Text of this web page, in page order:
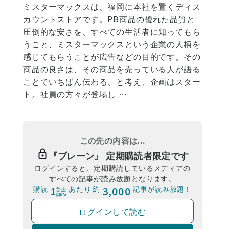
ミスターマックスは、福岡に本社を置くディス
カウントストアです。PB商品の優れた品質と
圧倒的な安さを、すべての生活者に知ってもら
うこと、ミスターマックスという企業の人柄を
感じてもらうことが広告などの目的です。その
商品の良さは、その商品を売っている人が語る
ことでいちばん伝わる、と考え、企画はスター
ト。社員の方々が登場し …
この先の内容は...
『ブレーン』 定期購読者限定です
ログインすると、定期購読しているメディアの
すべての記事が読み放題となります。
購読 1誌 あたり 約 3,000 記事が読み放題！
ログインして読む